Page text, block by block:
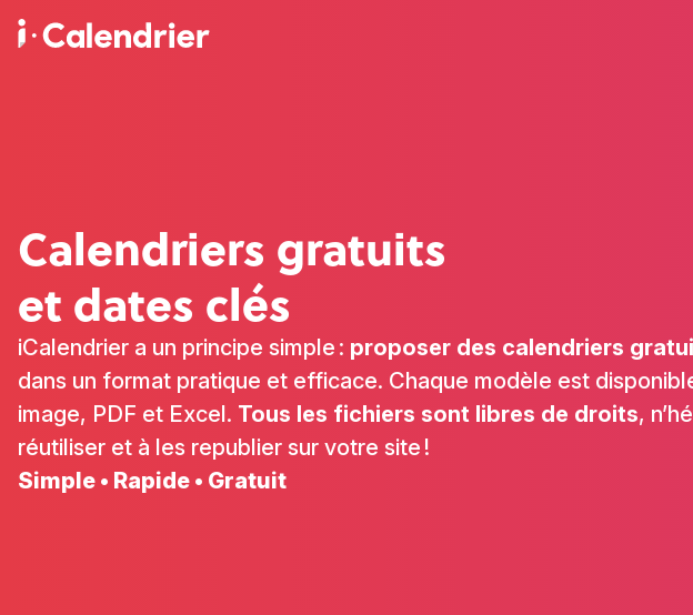
Calendriers gratuits
et dates clés
iCalendrier a un principe simple : proposer des calendriers
dans un format pratique et efficace. Chaque modèle est
image, PDF et Excel. Tous les fichiers sont libres de droits,
réutiliser et à les republier sur votre site !
Simple • Rapide • Gratuit